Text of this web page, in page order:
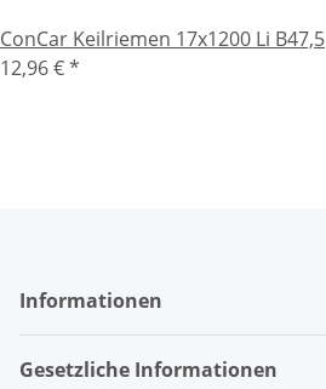
ConCar Keilriemen 17x1200 Li B47,5
12,96 €*
Informationen
Gesetzliche Informationen